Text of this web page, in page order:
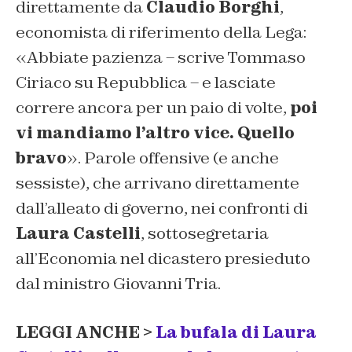
direttamente daClaudio Borghi,
economista di riferimento della Lega:
«Abbiate pazienza – scrive Tommaso
Ciriaco su Repubblica – e lasciate
correre ancora per un paio di volte, poi
vi mandiamo l’altro vice. Quello
bravo». Parole offensive (e anche
sessiste), che arrivano direttamente
dall’alleato di governo, nei confronti di
Laura Castelli, sottosegretaria
all’Economia nel dicastero presieduto
dal ministro Giovanni Tria.
LEGGI ANCHE > La bufala di Laura